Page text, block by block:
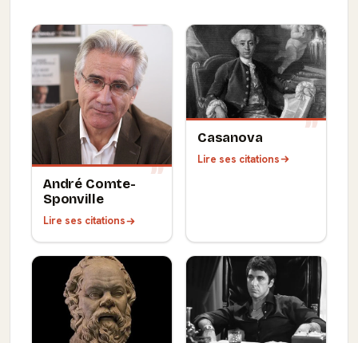
André Comte-
Sponville
Lire ses citations
Casanova
Lire ses citations